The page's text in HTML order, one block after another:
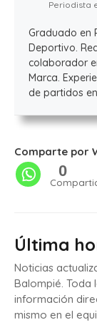
Periodista
Graduado en
Deportivo.
colaborador
Marca.
de partidos
Comparte por
0
Última
Noticias
Balompié. Toda
información
mismo en el